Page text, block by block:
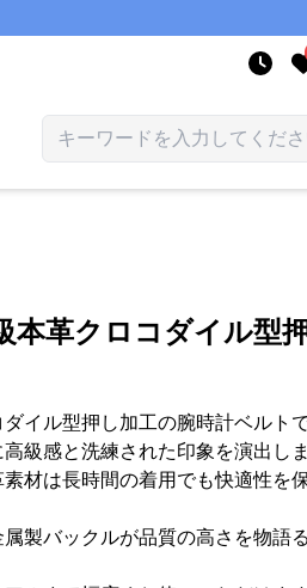
本革クロコダイル型
イル型押し加工の腕時計ベルトで
級感と洗練された印象を演出しま
材は長時間の着用でも快適性を
製バックルが品質の高さを物語